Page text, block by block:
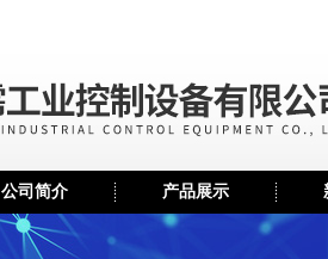
公司简介 产品展示